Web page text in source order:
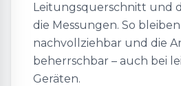
Leitungsquerschnitt und
die Messungen. So
nachvollziehbar und die
beherrschbar – auch bei
Geräten.